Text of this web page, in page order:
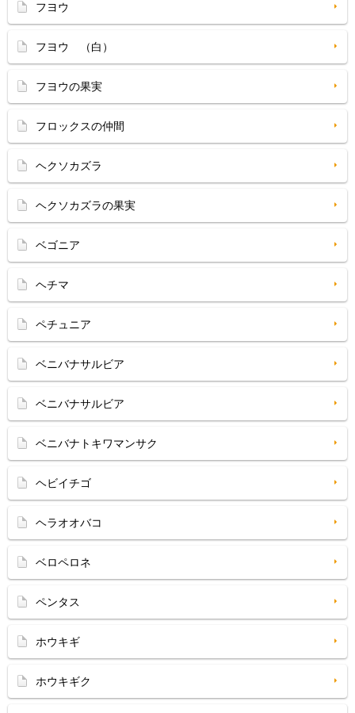
フヨウ
フヨウ （白）
フヨウの果実
フロックスの仲間
ヘクソカズラ
ヘクソカズラの果実
ベゴニア
ヘチマ
ペチュニア
ベニバナサルビア
ベニバナサルビア
ベニバナトキワマンサク
ヘビイチゴ
ヘラオオバコ
ベロペロネ
ペンタス
ホウキギ
ホウキギク